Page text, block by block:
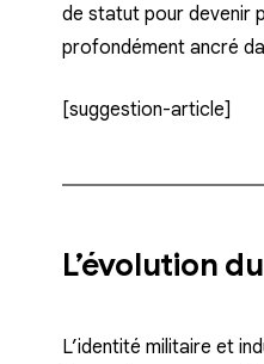
de statut pour devenir
profondément ancré
[suggestion-article]
L’évolution
L’identité militaire et